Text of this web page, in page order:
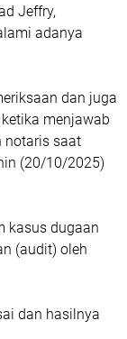
Jeffry,
adanya
dan juga
menjawab
notaris saat
(20/10/2025)
kasus dugaan
(audit) oleh
dan hasilnya